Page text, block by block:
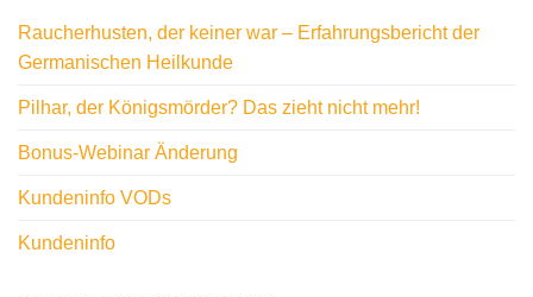
Raucherhusten, der keiner war – Erfahrungsbericht der
Germanischen Heilkunde
Pilhar, der Königsmörder? Das zieht nicht mehr!
Bonus-Webinar Änderung
Kundeninfo VODs
Kundeninfo